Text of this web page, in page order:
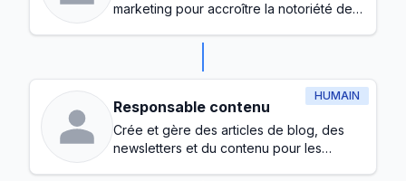
marketing pour accroître la notoriété de
HUMAIN
Responsable contenu
Crée et gère des articles de blog, des
newsletters et du contenu pour les